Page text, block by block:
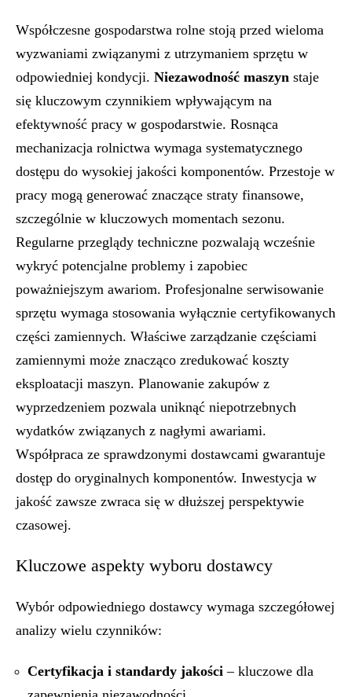
Współczesne gospodarstwa rolne stoją przed wieloma
wyzwaniami związanymi z utrzymaniem sprzętu w
odpowiedniej kondycji. Niezawodność maszyn staje
się kluczowym czynnikiem wpływającym na
efektywność pracy w gospodarstwie. Rosnąca
mechanizacja rolnictwa wymaga systematycznego
dostępu do wysokiej jakości komponentów. Przestoje w
pracy mogą generować znaczące straty finansowe,
szczególnie w kluczowych momentach sezonu.
Regularne przeglądy techniczne pozwalają wcześnie
wykryć potencjalne problemy i zapobiec
poważniejszym awariom. Profesjonalne serwisowanie
sprzętu wymaga stosowania wyłącznie certyfikowanych
części zamiennych. Właściwe zarządzanie częściami
zamiennymi może znacząco zredukować koszty
eksploatacji maszyn. Planowanie zakupów z
wyprzedzeniem pozwala uniknąć niepotrzebnych
wydatków związanych z nagłymi awariami.
Współpraca ze sprawdzonymi dostawcami gwarantuje
dostęp do oryginalnych komponentów. Inwestycja w
jakość zawsze zwraca się w dłuższej perspektywie
czasowej.
Kluczowe aspekty wyboru dostawcy
Wybór odpowiedniego dostawcy wymaga szczegółowej
analizy wielu czynników:
Certyfikacja i standardy jakości – kluczowe dla